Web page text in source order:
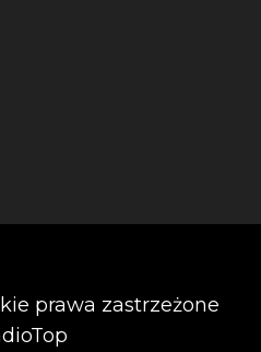
prawa zastrzeżone